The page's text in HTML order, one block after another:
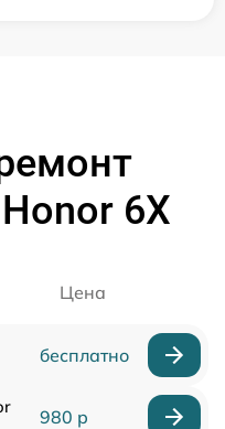
6X
Цена
бесплатно
980 р